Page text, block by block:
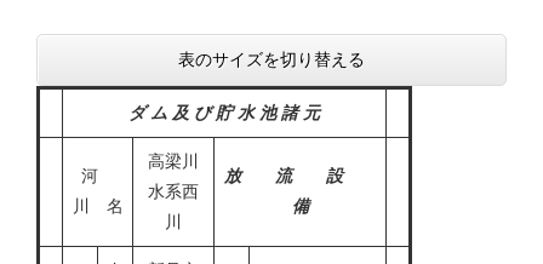
表のサイズを切り替える
ダ ム 及 び 貯 水 池 諸 元
河
川 名
高梁川
水系西
川
放 流 設
備